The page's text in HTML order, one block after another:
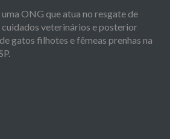
ONG que atua no resgate de
cuidados veterinários e posterior
gatos filhotes e fêmeas prenhas na